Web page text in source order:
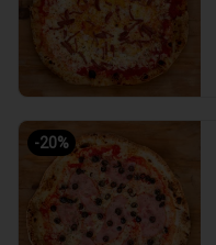
-20%